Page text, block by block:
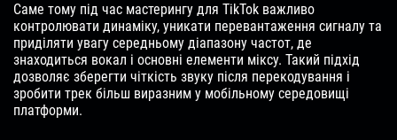
Саме тому під час мастерингу для TikTok важливо
контролювати динаміку, уникати перевантаження сигналу та
приділяти увагу середньому діапазону частот, де
знаходиться вокал і основні елементи міксу. Такий підхід
дозволяє зберегти чіткість звуку після перекодування і
зробити трек більш виразним у мобільному середовищі
платформи.